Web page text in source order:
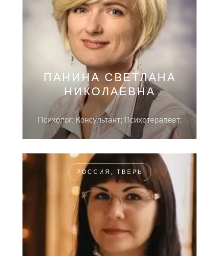
ПАНИНА СВЕТЛАНА
НИКОЛАЕВНА
Психолог; Консультант; Психотерапевт;
РОССИЯ, ТВЕРЬ